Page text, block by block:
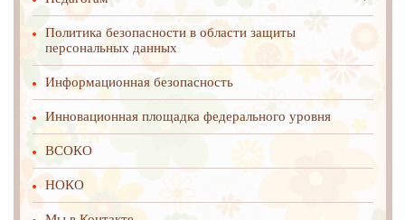
Политика безопасности в области защиты
персональных данных
Информационная безопасность
Инновационная площадка федерального уровня
ВСОКО
НОКО